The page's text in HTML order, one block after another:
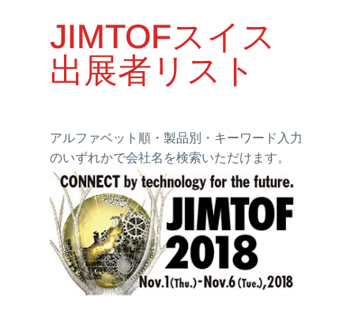
JIMTOFスイス
出展者リスト
アルファベット順・製品別・キーワード入力
のいずれかで会社名を検索いただけます。